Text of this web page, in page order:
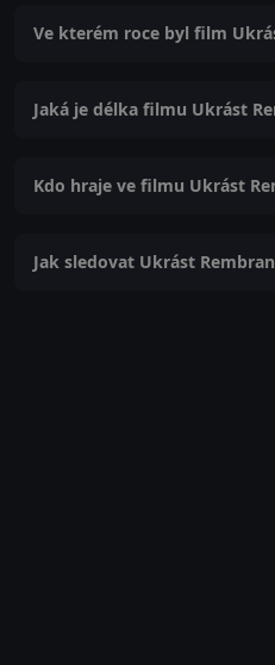
Ve kterém roce byl film
Jaká je délka filmu Ukrást
Kdo hraje ve filmu Ukrást
Jak sledovat Ukrást